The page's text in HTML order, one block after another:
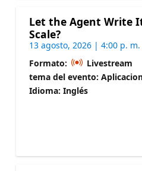
Let the Agent Write
Scale?
13 agosto, 2026 | 4:00 p. m.
Formato:
Livestream
tema del evento:
Idioma: Inglés